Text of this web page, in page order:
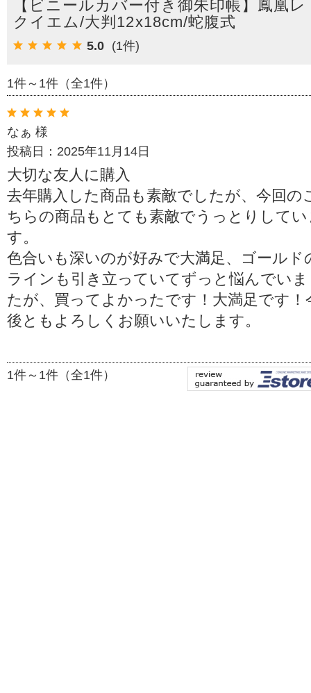
【ビニールカバー付き御朱印帳】鳳凰レ
クイエム/大判12x18cm/蛇腹式
5.0 (1件)
1件～1件（全1件）
なぁ 様
投稿日：2025年11月14日
大切な友人に購入
去年購入した商品も素敵でしたが、今回の
ちらの商品もとても素敵でうっとりしてい
す。
色合いも深いのが好みで大満足、ゴールド
ラインも引き立っていてずっと悩んでい
たが、買ってよかったです！大満足です！
後ともよろしくお願いいたします。
1件～1件（全1件）